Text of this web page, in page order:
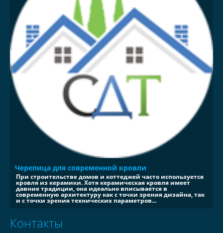
Черепица для современной кровли
При строительстве домов и коттеджей часто используется
кровля из керамики. Хотя керамическая кровля имеет
давние традиции, она идеально вписывается в
современную архитектуру как с точки зрения дизайна, так
и с точки зрения технических параметров...
Контакты